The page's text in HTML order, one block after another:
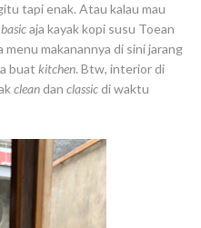
tapi enak. Atau kalau mau
basicaja kayak kopi susu Toean
menu makanannya di sini jarang
buat kitchen. Btw, interior di
cleandan classicdi waktu